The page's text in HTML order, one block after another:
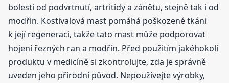
bolesti od podvrtnutí, artritidy a zánětu, stejně tak i od
modřin. Kostivalová mast pomáhá poškozené tkáni
k její regeneraci, takže tato mast může podporovat
hojení řezných ran a modřin. Před použitím jakéhokoli
produktu v medicíně si zkontrolujte, zda je správně
uveden jeho přírodní původ. Nepoužívejte výrobky,